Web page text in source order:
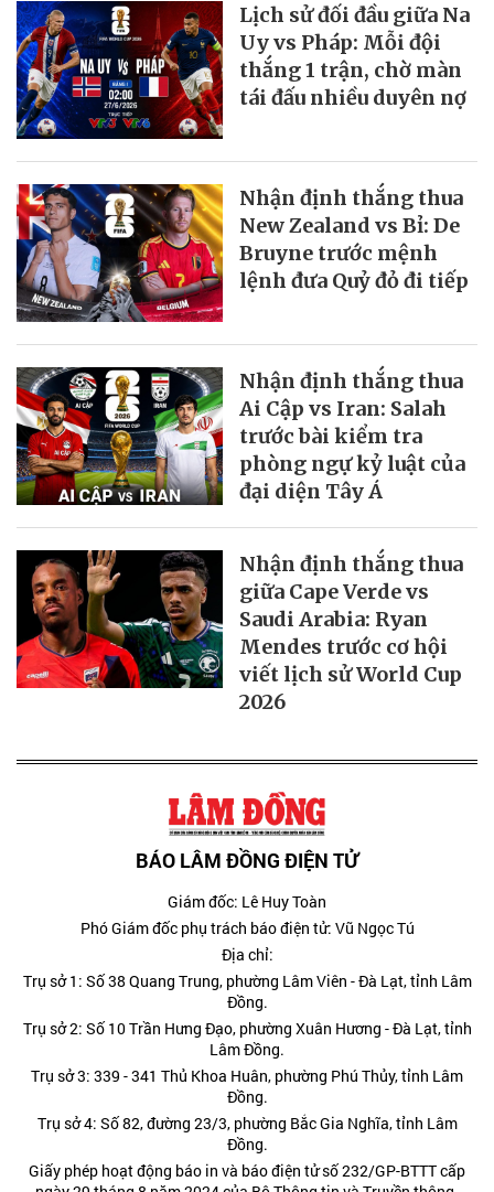
Lịch sử đối đầu giữa Na
Uy vs Pháp: Mỗi đội
thắng 1 trận, chờ màn
tái đấu nhiều duyên nợ
Nhận định thắng thua
New Zealand vs Bỉ: De
Bruyne trước mệnh
lệnh đưa Quỷ đỏ đi tiếp
Nhận định thắng thua
Ai Cập vs Iran: Salah
trước bài kiểm tra
phòng ngự kỷ luật của
đại diện Tây Á
Nhận định thắng thua
giữa Cape Verde vs
Saudi Arabia: Ryan
Mendes trước cơ hội
viết lịch sử World Cup
2026
BÁO LÂM ĐỒNG ĐIỆN TỬ
Giám đốc: Lê Huy Toàn
Phó Giám đốc phụ trách báo điện tử: Vũ Ngọc Tú
Địa chỉ:
Trụ sở 1: Số 38 Quang Trung, phường Lâm Viên - Đà Lạt, tỉnh Lâm
Đồng.
Trụ sở 2: Số 10 Trần Hưng Đạo, phường Xuân Hương - Đà Lạt, tỉnh
Lâm Đồng.
Trụ sở 3: 339 - 341 Thủ Khoa Huân, phường Phú Thủy, tỉnh Lâm
Đồng.
Trụ sở 4: Số 82, đường 23/3, phường Bắc Gia Nghĩa, tỉnh Lâm
Đồng.
Giấy phép hoạt động báo in và báo điện tử số 232/GP-BTTT cấp